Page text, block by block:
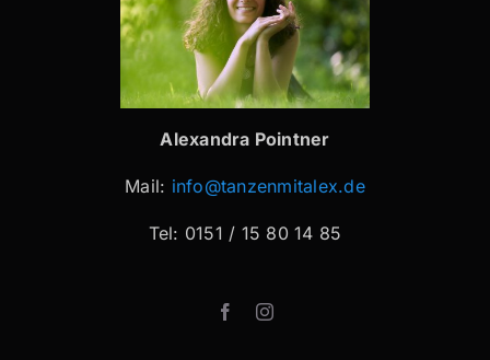
Alexandra Pointner
Mail: info@tanzenmitalex.de
Tel: 0151 / 15 80 14 85